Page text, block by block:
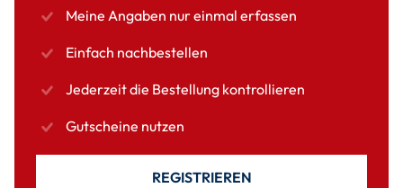
Meine Angaben nur einmal erfassen
Einfach nachbestellen
Jederzeit die Bestellung kontrollieren
Gutscheine nutzen
REGISTRIEREN